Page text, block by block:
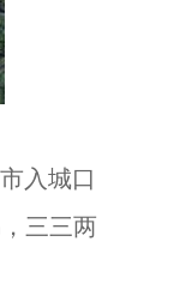
入城口
三三两